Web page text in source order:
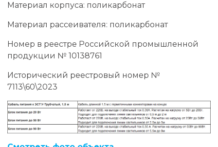
Материал корпуса: поликарбонат
Материал рассеивателя: поликарбонат
Номер в реестре Российской промышленной
продукции № 10138761
Исторический реестровый номер №
7113\60\2023